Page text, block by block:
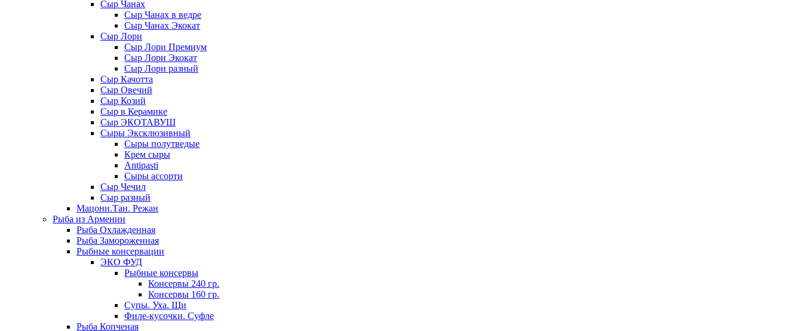
Сыр Чанах
Сыр Чанах в ведре
Сыр Чанах Экокат
Сыр Лори
Сыр Лори Премиум
Сыр Лори Экокат
Сыр Лори разный
Сыр Качотта
Сыр Овечий
Сыр Козий
Сыр в Керамике
Сыр ЭКОТАВУШ
Сыры Эксклюзивный
Сыры полутведые
Крем сыры
Antipasti
Сыры ассорти
Сыр Чечил
Сыр разный
Мацони.Тан. Режан
Рыба из Армении
Рыба Охлажденная
Рыба Замороженная
Рыбные консервации
ЭКО ФУД
Рыбные консервы
Консервы 240 гр.
Консервы 160 гр.
Супы. Уха. Щи
Филе-кусочки. Суфле
Рыба Копченая